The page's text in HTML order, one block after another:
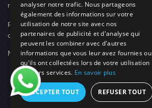
recrutement
politique de
confidentialité
Mentions légales
© 2026 Need's Protect Création You'Nivers.
analyser notre trafic. Nous partageons
également des informations sur votre
utilisation de notre site avec nos
partenaires de publicité et d'analyse qui
peuvent les combiner avec d'autres
informations que vous leur avez fournies ou
qu'ils ont collectées lors de votre utilisation
de leurs services. En savoir plus
ACCEPTER TOUT REFUSER TOUT